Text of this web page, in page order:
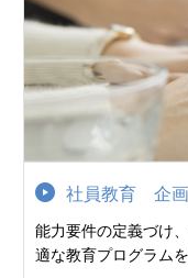
社員教育 企
能力要件の定義づけ
適な教育プログラム